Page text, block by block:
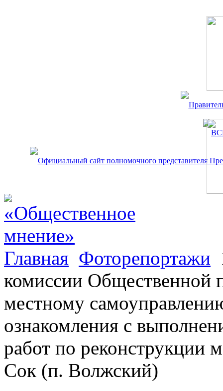
Главная Фоторепортажи
комиссии Общественной
местному
ознакомления с
работ по реконструкции
Сок (п. Волжский)